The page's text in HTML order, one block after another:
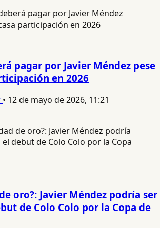
pagar por Javier Méndez pese
en 2026
• 12 de mayo de 2026, 11:21
oro?: Javier Méndez podría ser
de Colo Colo por la Copa de